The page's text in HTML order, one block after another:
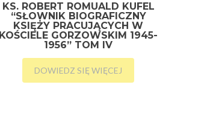
KS. ROBERT ROMUALD KUFEL
“SŁOWNIK BIOGRAFICZNY
KSIĘŻY PRACUJĄCYCH W
KOŚCIELE GORZOWSKIM 1945-
1956” TOM IV
DOWIEDZ SIĘ WIĘCEJ